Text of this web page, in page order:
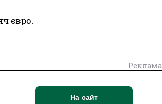
євро.
Реклама
На сайт